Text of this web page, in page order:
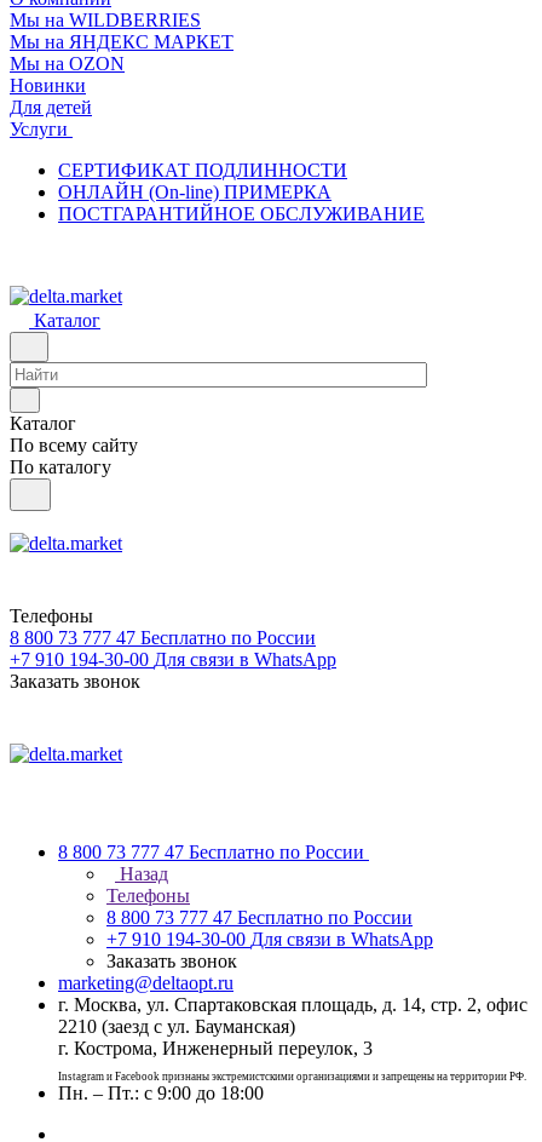
Мы на WILDBERRIES
Мы на ЯНДЕКС МАРКЕТ
Мы на OZON
Новинки
Для детей
Услуги
СЕРТИФИКАТ ПОДЛИННОСТИ
ОНЛАЙН (On-line) ПРИМЕРКА
ПОСТГАРАНТИЙНОЕ ОБСЛУЖИВАНИЕ
Каталог
Каталог
По всему сайту
По каталогу
Телефоны
8 800 73 777 47 Бесплатно по России
+7 910 194-30-00 Для связи в WhatsApp
Заказать звонок
8 800 73 777 47 Бесплатно по России
Назад
Телефоны
8 800 73 777 47 Бесплатно по России
+7 910 194-30-00 Для связи в WhatsApp
Заказать звонок
marketing@deltaopt.ru
г. Москва, ул. Спартаковская площадь, д. 14, стр. 2, офис
2210 (заезд с ул. Бауманская)
г. Кострома, Инженерный переулок, 3
Instagram и Facebook признаны экстремистскими организациями и запрещены на территории РФ.
Пн. – Пт.: с 9:00 до 18:00